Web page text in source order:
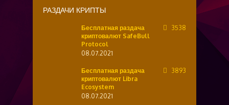
РАЗДАЧИ КРИПТЫ
Бесплатная раздача
криптовалют SafeBull
Protocol
08.07.2021
3538
Бесплатная раздача
криптовалют Libra
Ecosystem
08.07.2021
3893